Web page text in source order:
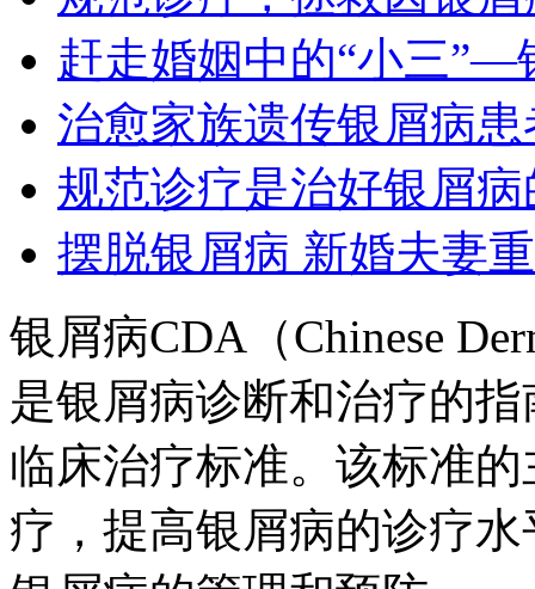
赶走婚姻中的“小三”—
治愈家族遗传银屑病
规范诊疗是治好银屑
摆脱银屑病 新婚夫妻
银屑病CDA（Chinese
是银屑病诊断和治疗的
临床治疗标准。该标准
疗，提高银屑病的诊疗